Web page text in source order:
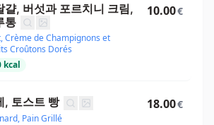
걀, 버섯과 포르치니 크림,
통
Crème de Champignons et
Croûtons Dorés
kcal
10.00€
, 토스트 빵
Pain Grillé
18.00€